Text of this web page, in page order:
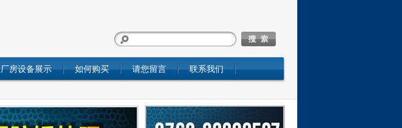
厂房设备展示 如何购买 请您留言 联系我们